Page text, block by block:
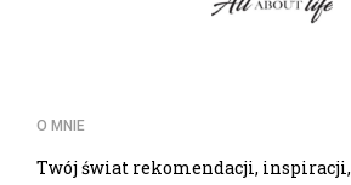
O MNIE
Twój świat rekomendacji, inspiracji,